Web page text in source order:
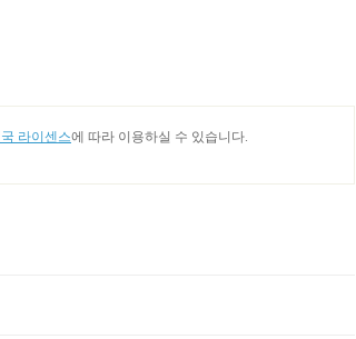
라이센스에 따라 이용하실 수 있습니다.